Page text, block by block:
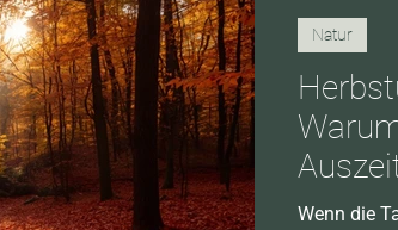
Wenn die
Natur